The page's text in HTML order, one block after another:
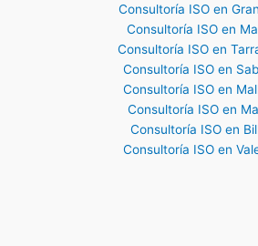
Consultoría ISO en
Consultoría ISO en
Consultoría ISO en
Consultoría ISO en
Consultoría ISO en
Consultoría ISO en
Consultoría ISO en
Consultoría ISO en